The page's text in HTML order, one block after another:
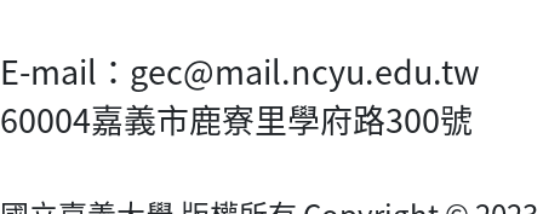
E-mail：gec@mail.ncyu.edu.tw
60004嘉義市鹿寮里學府路300號